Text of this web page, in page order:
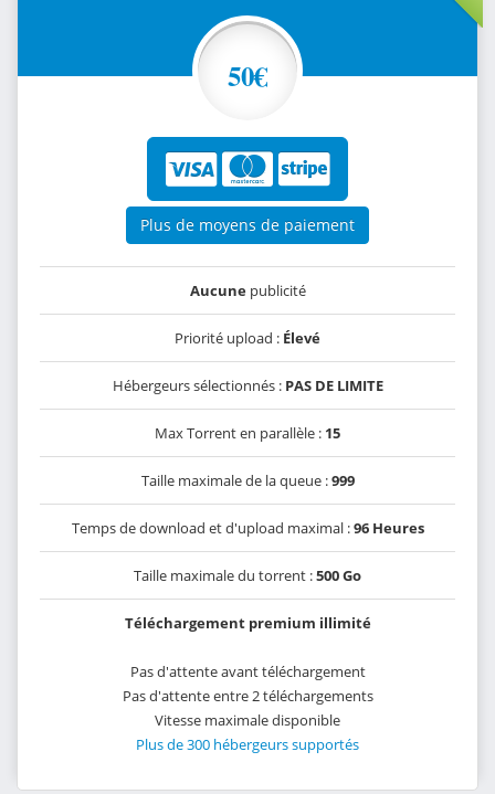
50€
Plus de moyens de paiement
Aucunepublicité
Priorité upload : Élevé
Hébergeurs sélectionnés : PAS DE LIMITE
Max Torrent en parallèle : 15
Taille maximale de la queue :999
Temps de download et d'upload maximal :96 Heures
Taille maximale du torrent :500 Go
Téléchargement premium illimité
Pas d'attente avant téléchargement
Pas d'attente entre 2 téléchargements
Vitesse maximale disponible
Plus de 300 hébergeurs supportés